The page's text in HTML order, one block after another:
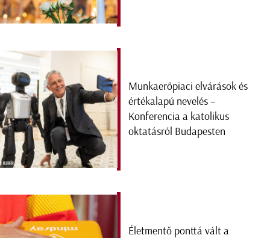
Munkaerőpiaci elvárások és
értékalapú nevelés –
Konferencia a katolikus
oktatásról Budapesten
Életmentő ponttá vált a